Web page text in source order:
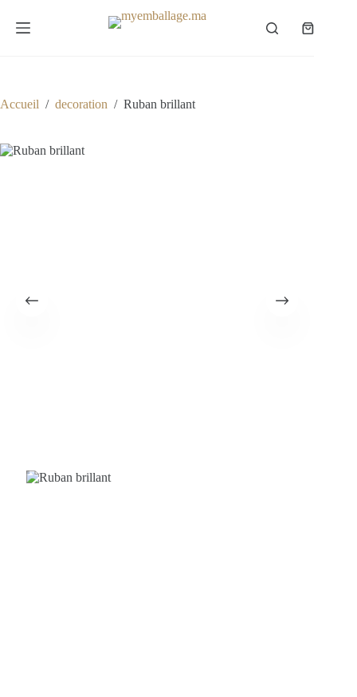
contenu
Panier
Accueil / decoration / Ruban brillant